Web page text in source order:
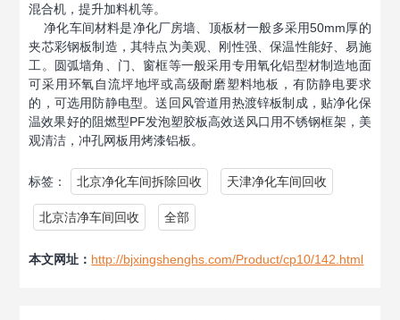
混合机，提升加料机等。
净化车间材料是净化厂房墙、顶板材一般多采用50mm厚的
夹芯彩钢板制造，其特点为美观、刚性强、保温性能好、易施
工。圆弧墙角、门、窗框等一般采用专用氧化铝型材制造地面
可采用环氧自流坪地坪或高级耐磨塑料地板，有防静电要求
的，可选用防静电型。送回风管道用热渡锌板制成，贴净化保
温效果好的阻燃型PF发泡塑胶板高效送风口用不锈钢框架，美
观清洁，冲孔网板用烤漆铝板。
标签： 北京净化车间拆除回收 天津净化车间回收
北京洁净车间回收 全部
本文网址： http://bjxingshenghs.com/Product/cp10/142.html